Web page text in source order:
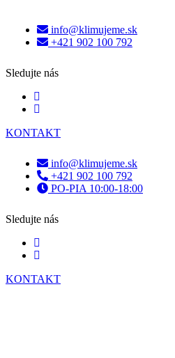
info@klimujeme.sk
+421 902 100 792
Sledujte nás
KONTAKT
info@klimujeme.sk
+421 902 100 792
PO-PIA 10:00-18:00
Sledujte nás
KONTAKT